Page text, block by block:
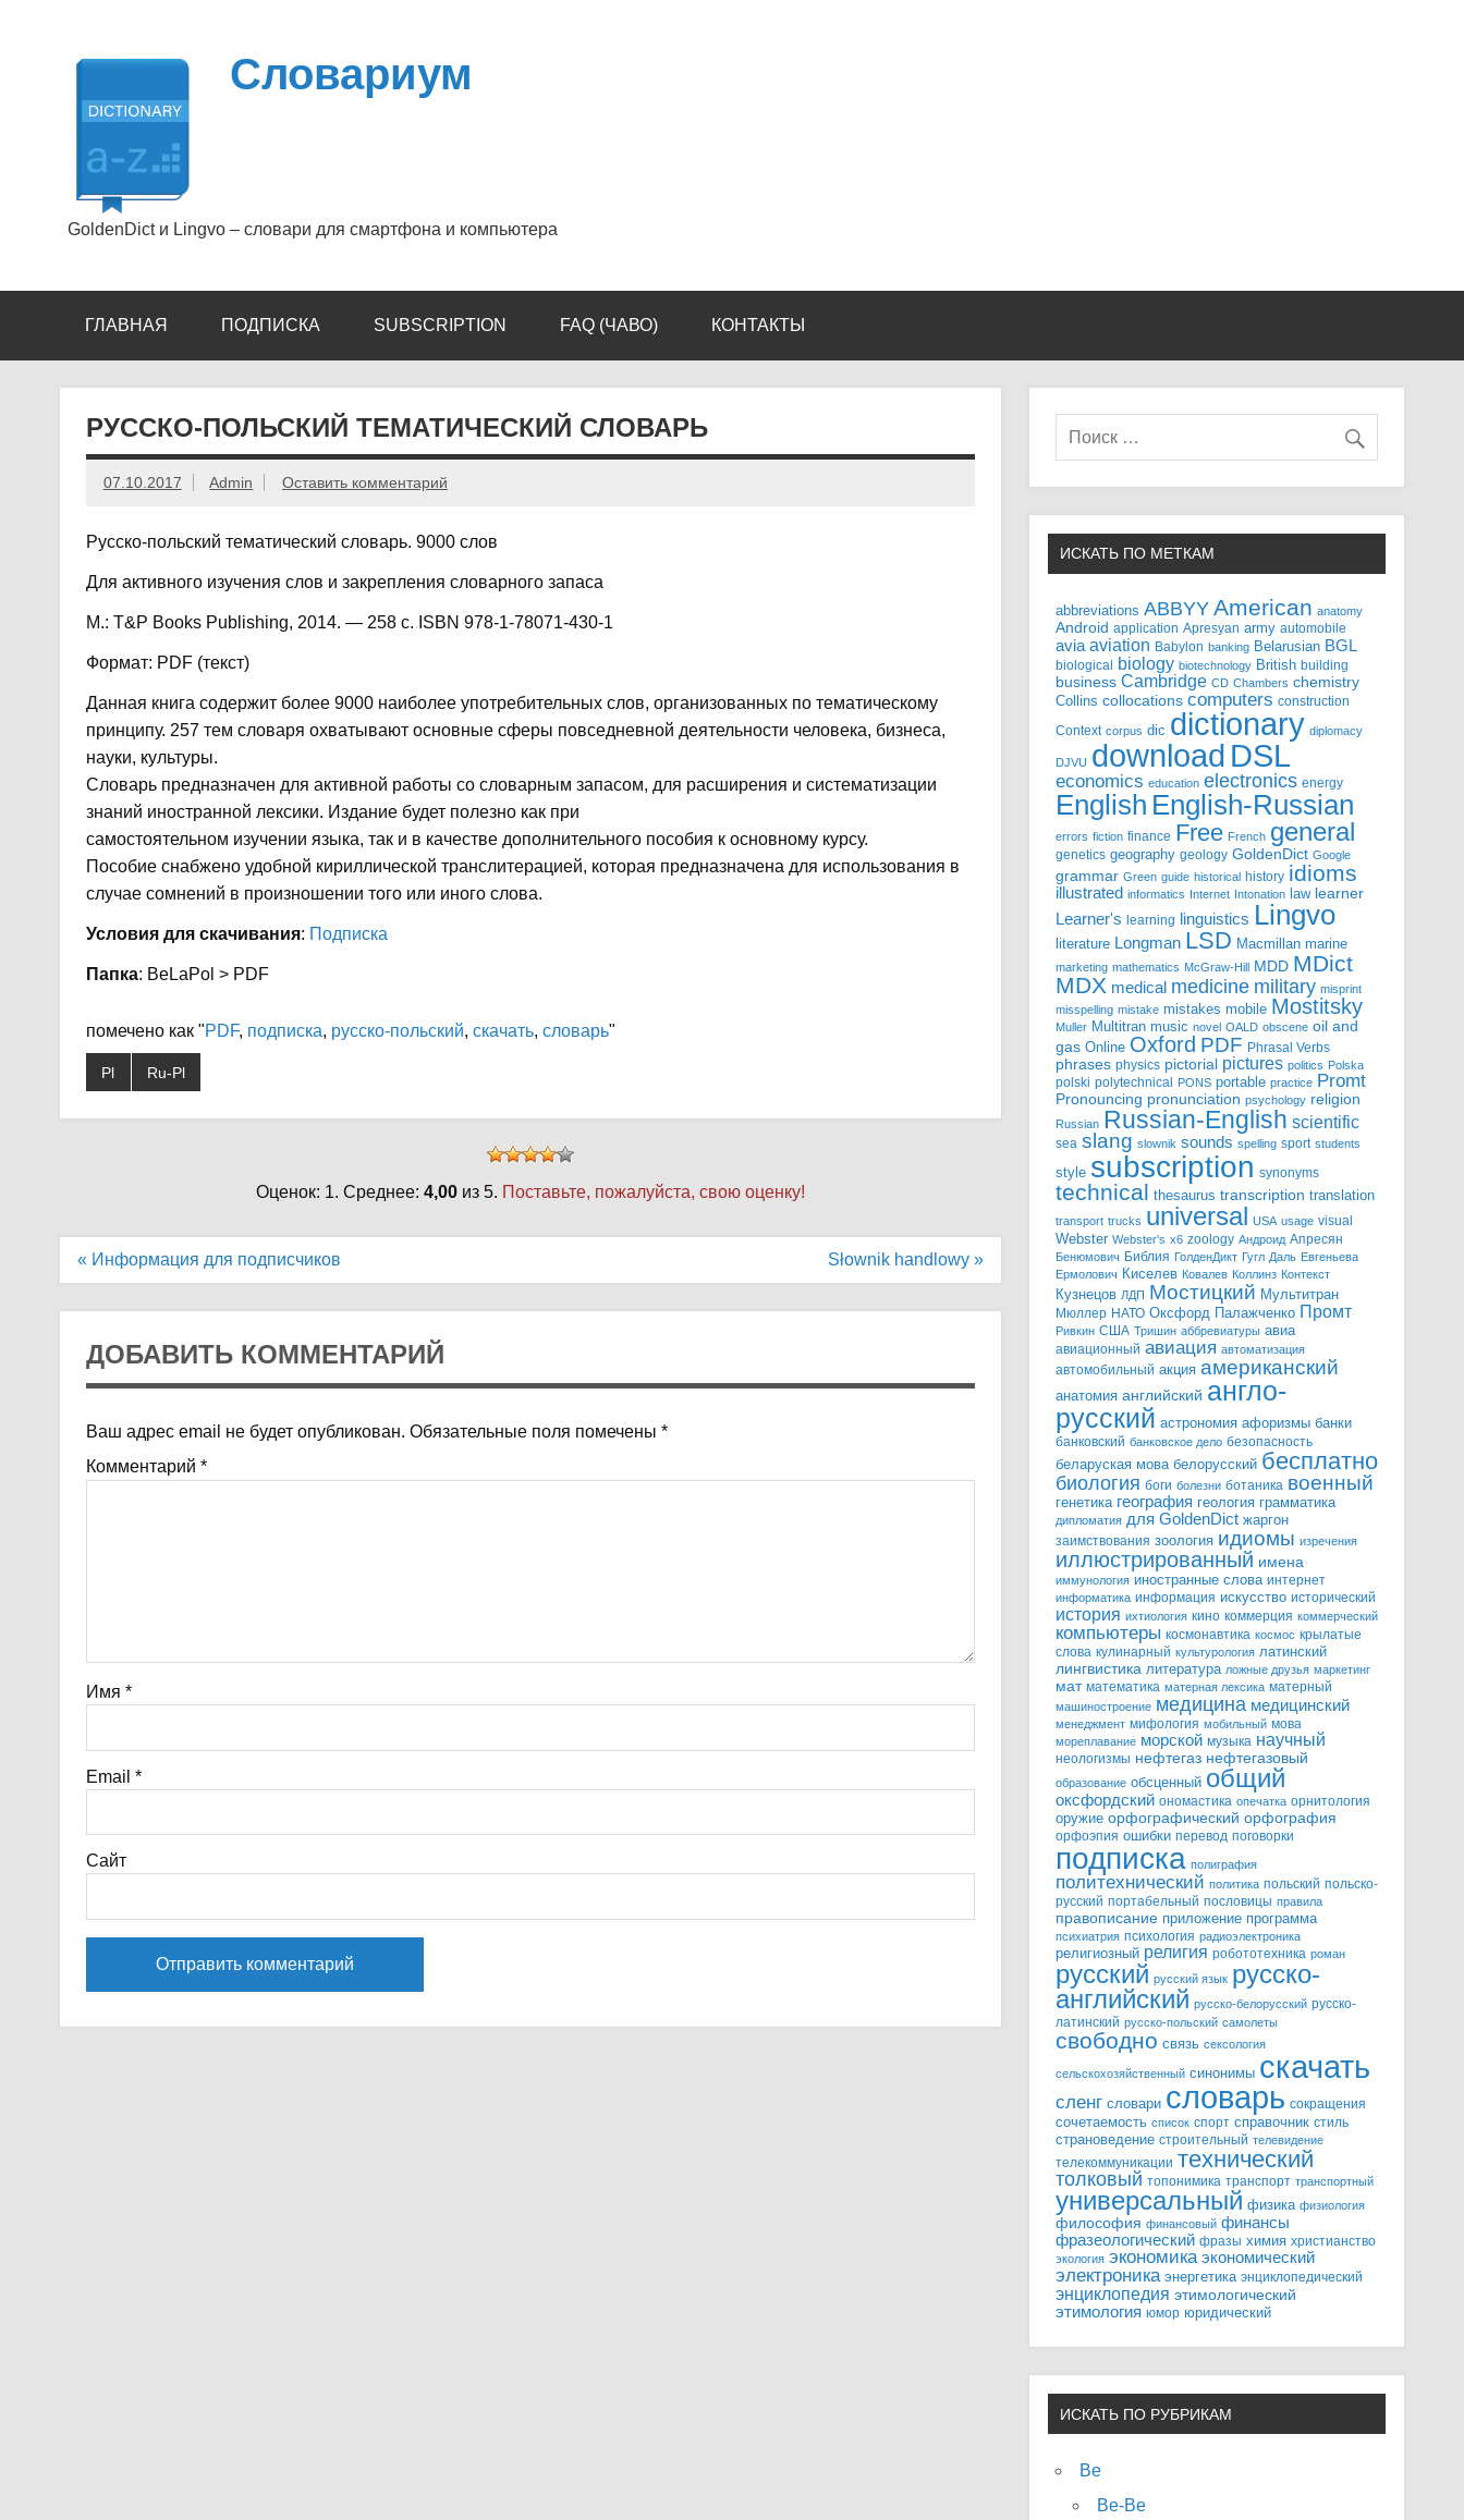
Словариум
GoldenDict и Lingvo – словари для смартфона и компьютера
ГЛАВНАЯ ПОДПИСКА SUBSCRIPTION FAQ (ЧАВО) КОНТАКТЫ
РУССКО-ПОЛЬСКИЙ ТЕМАТИЧЕСКИЙ СЛОВАРЬ
07.10.2017 Admin Оставить комментарий
Русско-польский тематический словарь. 9000 слов
Для активного изучения слов и закрепления словарного запаса
М.: T&P Books Publishing, 2014. — 258 с. ISBN 978-1-78071-430-1
Формат: PDF (текст)
Данная книга содержит более 9000 наиболее употребительных слов, организованных по тематическому
принципу. 257 тем словаря охватывают основные сферы повседневной деятельности человека, бизнеса,
науки, культуры.
Словарь предназначен для активной работы со словарным запасом, для расширения и систематизации
знаний иностранной лексики. Издание будет полезно как при
самостоятельном изучении языка, так и в качестве дополнительного пособия к основному курсу.
Пособие снабжено удобной кириллической транслитерацией, которая предназначена для использования в
случае сомнений в произношении того или иного слова.
Условия для скачивания: Подписка
Папка: BeLaPol > PDF
помечено как "PDF, подписка, русско-польский, скачать, словарь"
Pl Ru-Pl
Оценок: 1. Среднее: 4,00из 5. Поставьте, пожалуйста, свою оценку!
Навигация
« Информация для подписчиков Słownik handlowy »
ДОБАВИТЬ КОММЕНТАРИЙ
Ваш адрес email не будет опубликован. Обязательные поля помечены *
Комментарий *
Имя *
Email *
Сайт
ИСКАТЬ ПО МЕТКАМ
abbreviations ABBYY American anatomy
Android application Apresyan army automobile
avia aviation Babylon banking Belarusian BGL
biological biology biotechnology British building
business Cambridge CD Chambers chemistry
Collins collocations computers construction
Context corpus dic dictionary diplomacy
DJVU download DSL
economics education electronics energy
English English-Russian
errors fiction finance Free French general
genetics geography geology GoldenDict Google
grammar Green guide historical history idioms
illustrated informatics Internet Intonation law learner
Learner's learning linguistics Lingvo
literature Longman LSD Macmillan marine
marketing mathematics McGraw-Hill MDD MDict
MDX medical medicine military misprint
misspelling mistake mistakes mobile Mostitsky
Muller Multitran music novel OALD obscene oil and
gas Online Oxford PDF Phrasal Verbs
phrases physics pictorial pictures politics Polska
polski polytechnical PONS portable practice Promt
Pronouncing pronunciation psychology religion
Russian Russian-English scientific
sea slang slownik sounds spelling sport students
style subscription synonyms
technical thesaurus transcription translation
transport trucks universal USA usage visual
Webster Webster's x6 zoology Андроид Апресян
Бенюмович Библия ГолденДикт Гугл Даль Евгеньева
Ермолович Киселев Ковалев Коллинз Контекст
Кузнецов ЛДП Мостицкий Мультитран
Мюллер НАТО Оксфорд Палажченко Промт
Ривкин США Тришин аббревиатуры авиа
авиационный авиация автоматизация
автомобильный акция американский
анатомия английский англо-
русский астрономия афоризмы банки
банковский банковское дело безопасность
беларуская мова белорусский бесплатно
биология боги болезни ботаника военный
генетика география геология грамматика
дипломатия для GoldenDict жаргон
заимствования зоология идиомы изречения
иллюстрированный имена
иммунология иностранные слова интернет
информатика информация искусство исторический
история ихтиология кино коммерция коммерческий
компьютеры космонавтика космос крылатые
слова кулинарный культурология латинский
лингвистика литература ложные друзья маркетинг
мат математика матерная лексика матерный
машиностроение медицина медицинский
менеджмент мифология мобильный мова
мореплавание морской музыка научный
неологизмы нефтегаз нефтегазовый
образование обсценный общий
оксфордский ономастика опечатка орнитология
оружие орфографический орфография
орфоэпия ошибки перевод поговорки
подписка полиграфия
политехнический политика польский польско-
русский портабельный пословицы правила
правописание приложение программа
психиатрия психология радиоэлектроника
религиозный религия робототехника роман
русский русский язык русско-
английский русско-белорусский русско-
латинский русско-польский самолеты
свободно связь сексология
сельскохозяйственный синонимы скачать
сленг словари словарь сокращения
сочетаемость список спорт справочник стиль
страноведение строительный телевидение
телекоммуникации технический
толковый топонимика транспорт транспортный
универсальный физика физиология
философия финансовый финансы
фразеологический фразы химия христианство
экология экономика экономический
электроника энергетика энциклопедический
энциклопедия этимологический
этимология юмор юридический
ИСКАТЬ ПО РУБРИКАМ
Be
Be-Be